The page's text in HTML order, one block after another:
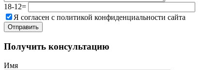
18-12=
Я согласен с политикой конфиденциальности сайта
Получить консультацию
Имя